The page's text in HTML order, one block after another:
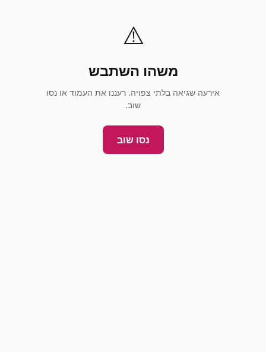
⚠️
משהו השתבש
אירעה שגיאה בלתי צפויה. רעננו את העמוד או נסו
שוב.
נסו שוב